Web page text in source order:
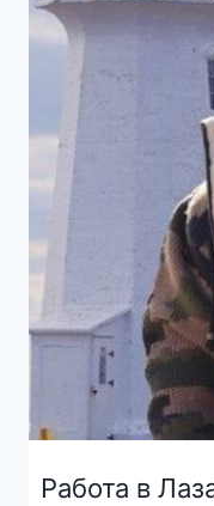
Работа в